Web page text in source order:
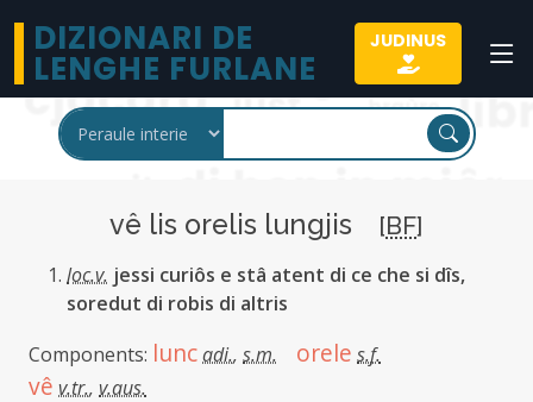
DIZIONARI DE
LENGHE FURLANE
JUDINUS
vê lis orelis lungjis [BF]
loc.v. jessi curiôs e stâ atent di ce che si dîs,
soredut di robis di altris
Components: luncadi., s.m. orele s.f.
vê v.tr., v.aus.